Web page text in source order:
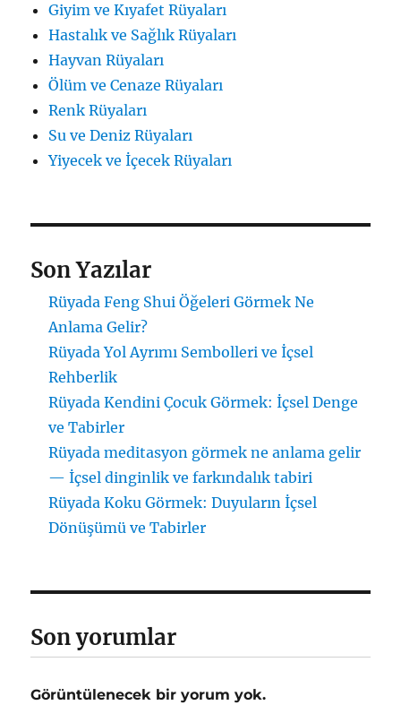
Giyim ve Kıyafet Rüyaları
Hastalık ve Sağlık Rüyaları
Hayvan Rüyaları
Ölüm ve Cenaze Rüyaları
Renk Rüyaları
Su ve Deniz Rüyaları
Yiyecek ve İçecek Rüyaları
Son Yazılar
Rüyada Feng Shui Öğeleri Görmek Ne
Anlama Gelir?
Rüyada Yol Ayrımı Sembolleri ve İçsel
Rehberlik
Rüyada Kendini Çocuk Görmek: İçsel Denge
ve Tabirler
Rüyada meditasyon görmek ne anlama gelir
— İçsel dinginlik ve farkındalık tabiri
Rüyada Koku Görmek: Duyuların İçsel
Dönüşümü ve Tabirler
Son yorumlar
Görüntülenecek bir yorum yok.